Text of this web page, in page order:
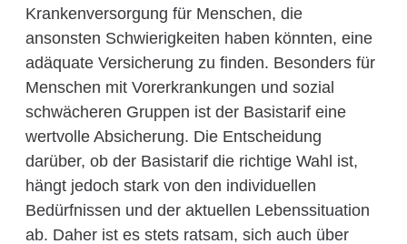
Krankenversorgung für Menschen, die
ansonsten Schwierigkeiten haben könnten, eine
adäquate Versicherung zu finden. Besonders für
Menschen mit Vorerkrankungen und sozial
schwächeren Gruppen ist der Basistarif eine
wertvolle Absicherung. Die Entscheidung
darüber, ob der Basistarif die richtige Wahl ist,
hängt jedoch stark von den individuellen
Bedürfnissen und der aktuellen Lebenssituation
ab. Daher ist es stets ratsam, sich auch über